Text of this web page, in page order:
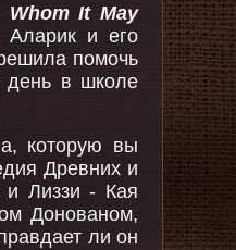
It May
Аларик и его
помочь
день в школе
которую вы
Древних и
и Лиззи - Кая
Донованом,
ли он